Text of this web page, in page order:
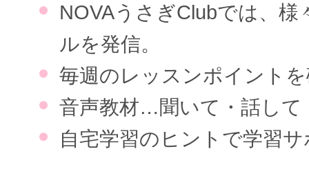
NOVAうさぎClubでは、様
ルを発信。
毎週のレッスンポイント
音声教材…聞いて・話して
自宅学習のヒントで学習